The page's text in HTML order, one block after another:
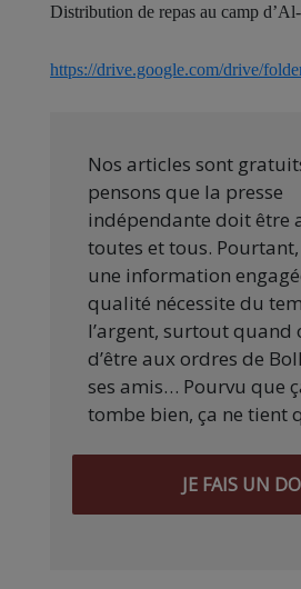
Distribution de repas au camp
https://drive.google.com/drive/
Nos articles sont
pensons que la presse
indépendante doit être
toutes et tous.
une information
qualité nécessite du
l’argent, surtout quand
d’être aux ordres de
ses amis… Pourvu que
tombe bien, ça ne tient
JE FAIS UN